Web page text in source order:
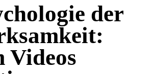
der
Videos